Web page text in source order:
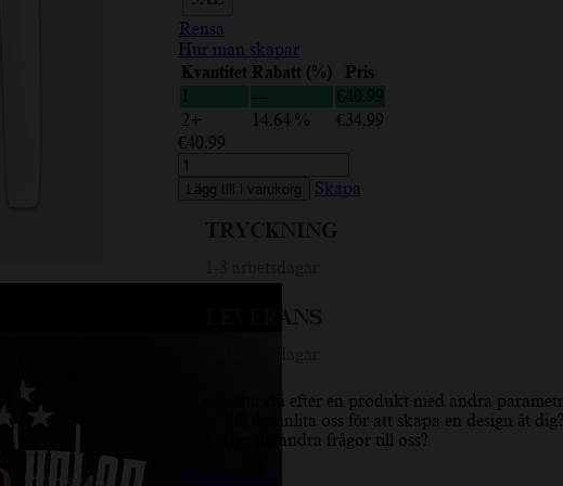
Rensa
Hur man skapar
Kvantitet Rabatt (%)
Pris
1
— € 40.99
2+
14.64 % €34.99
€40.99
Super
Man
Daddy,
Hoodie
Lägg till i varukorg Skapa
Letar du efter en produkt med andra
Vill du anlita oss för att skapa en design åt dig?
Har du andra frågor till oss?
Kontakta oss